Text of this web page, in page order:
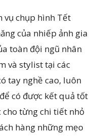
vụ chụp hình Tết
của nhiếp ảnh gia
toàn đội ngũ nhân
và stylist tại các
tay nghề cao, luôn
có được kết quả tốt
cho từng chi tiết nhỏ
hàng những mẹo